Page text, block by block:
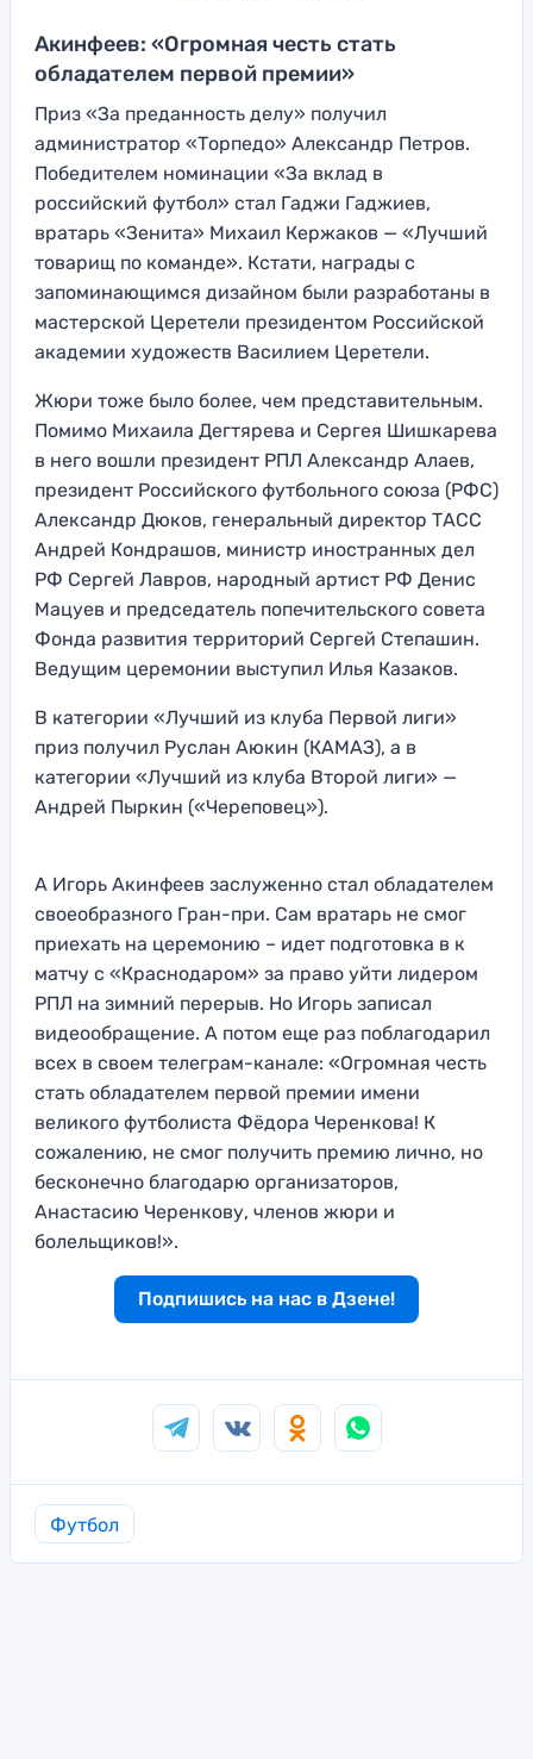
Акинфеев: «Огромная честь стать
обладателем первой премии»
Приз «За преданность делу» получил
администратор «Торпедо» Александр Петров.
Победителем номинации «За вклад в
российский футбол» стал Гаджи Гаджиев,
вратарь «Зенита» Михаил Кержаков — «Лучший
товарищ по команде». Кстати, награды с
запоминающимся дизайном были разработаны в
мастерской Церетели президентом Российской
академии художеств Василием Церетели.
Жюри тоже было более, чем представительным.
Помимо Михаила Дегтярева и Сергея Шишкарева
в него вошли президент РПЛ Александр Алаев,
президент Российского футбольного союза (РФС)
Александр Дюков, генеральный директор ТАСС
Андрей Кондрашов, министр иностранных дел
РФ Сергей Лавров, народный артист РФ Денис
Мацуев и председатель попечительского совета
Фонда развития территорий Сергей Степашин.
Ведущим церемонии выступил Илья Казаков.
В категории «Лучший из клуба Первой лиги»
приз получил Руслан Аюкин (КАМАЗ), а в
категории «Лучший из клуба Второй лиги» —
Андрей Пыркин («Череповец»).
А Игорь Акинфеев заслуженно стал обладателем
своеобразного Гран-при. Сам вратарь не смог
приехать на церемонию – идет подготовка в к
матчу с «Краснодаром» за право уйти лидером
РПЛ на зимний перерыв. Но Игорь записал
видеообращение. А потом еще раз поблагодарил
всех в своем телеграм-канале: «Огромная честь
стать обладателем первой премии имени
великого футболиста Фёдора Черенкова! К
сожалению, не смог получить премию лично, но
бесконечно благодарю организаторов,
Анастасию Черенкову, членов жюри и
болельщиков!».
Подпишись на нас в Дзене!
Футбол